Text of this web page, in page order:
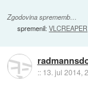
Zgodovina sprememb…
spremenil:VLCREAPER
:: 13. jul 2014,